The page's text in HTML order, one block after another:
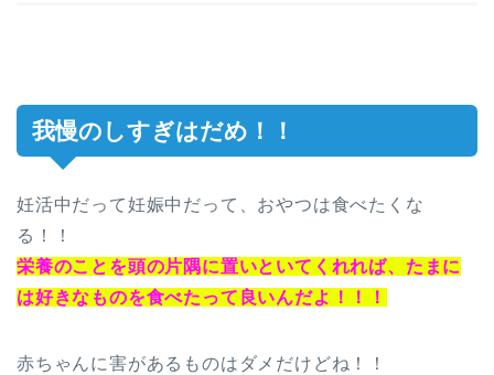
我慢のしすぎはだめ！！
妊活中だって妊娠中だって、おやつは食べたくな
る！！
栄養のことを頭の片隅に置いといてくれれば、たまに
は好きなものを食べたって良いんだよ！！！
赤ちゃんに害があるものはダメだけどね！！